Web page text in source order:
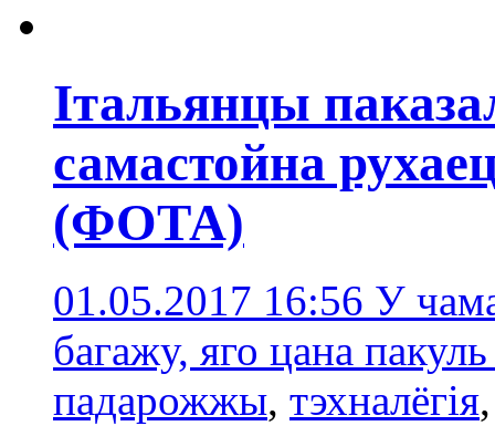
Італьянцы
самастойна
(ФОТА)
01.05.2017 16:56 У
багажу, яго цана
падарожжы, тэхналёгія